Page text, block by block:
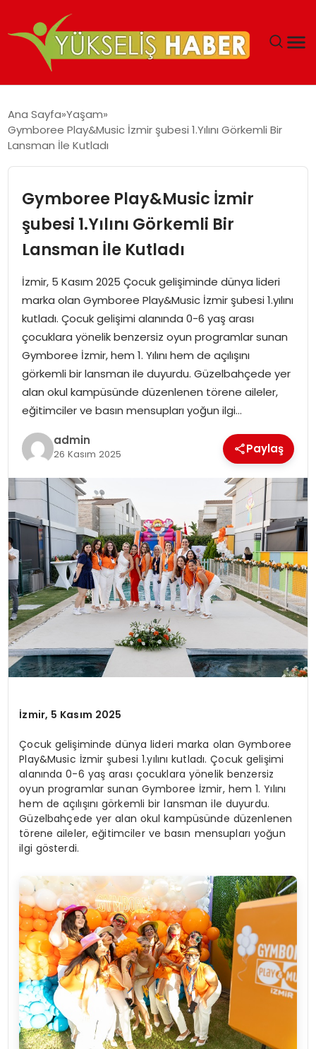
MALIYETLERINI AZALTIYOR’
Ana Sayfa Yaşam
Gymboree Play&Music İzmir şubesi 1.Yılını Görkemli Bir
Lansman İle Kutladı
Gymboree Play&Music İzmir
şubesi 1.Yılını Görkemli Bir
Lansman İle Kutladı
İzmir, 5 Kasım 2025 Çocuk gelişiminde dünya lideri
marka olan Gymboree Play&Music İzmir şubesi 1.yılını
kutladı. Çocuk gelişimi alanında 0-6 yaş arası
çocuklara yönelik benzersiz oyun programlar sunan
Gymboree İzmir, hem 1. Yılını hem de açılışını
görkemli bir lansman ile duyurdu. Güzelbahçede yer
alan okul kampüsünde düzenlenen törene aileler,
eğitimciler ve basın mensupları yoğun ilgi…
admin
26 Kasım 2025 Paylaş
İzmir, 5 Kasım 2025
Çocuk gelişiminde dünya lideri marka olan Gymboree
Play&Music İzmir şubesi 1.yılını kutladı. Çocuk gelişimi
alanında 0-6 yaş arası çocuklara yönelik benzersiz
oyun programlar sunan Gymboree İzmir, hem 1. Yılını
hem de açılışını görkemli bir lansman ile duyurdu.
Güzelbahçede yer alan okul kampüsünde düzenlenen
törene aileler, eğitimciler ve basın mensupları yoğun
ilgi gösterdi.